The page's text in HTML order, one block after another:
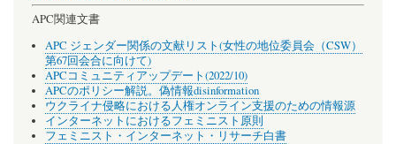
APC関連文書
APC ジェンダー関係の文献リスト(女性の地位委員会（CSW）
第67回会合に向けて)
APCコミュニティアップデート(2022/10)
APCのポリシー解説。偽情報disinformation
ウクライナ侵略における人権オンライン支援のための情報源
インターネットにおけるフェミニスト原則
フェミニスト・インターネット・リサーチ白書